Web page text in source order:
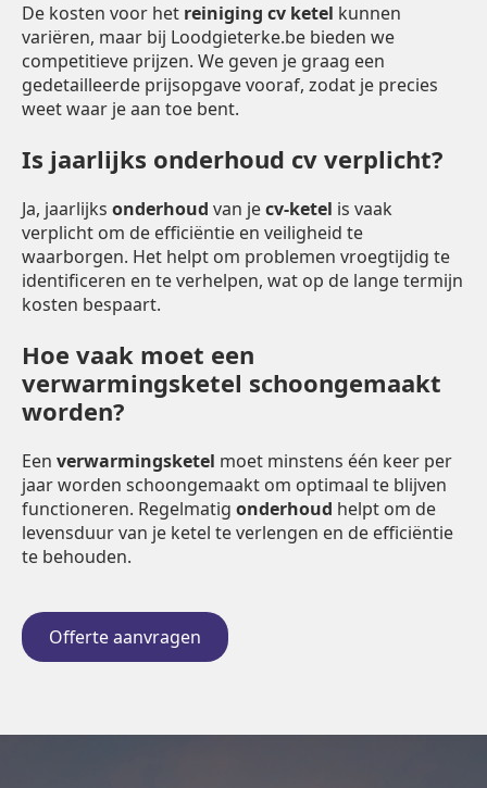
De kosten voor het reiniging cv ketel kunnen
variëren, maar bij Loodgieterke.be bieden we
competitieve prijzen. We geven je graag een
gedetailleerde prijsopgave vooraf, zodat je precies
weet waar je aan toe bent.
Is jaarlijks onderhoud cv verplicht?
Ja, jaarlijks onderhoud van jecv-ketel is vaak
verplicht om de efficiëntie en veiligheid te
waarborgen. Het helpt om problemen vroegtijdig te
identificeren en te verhelpen, wat op de lange termijn
kosten bespaart.
Hoe vaak moet een
verwarmingsketel schoongemaakt
worden?
Een verwarmingsketel moet minstens één keer per
jaar worden schoongemaakt om optimaal te blijven
functioneren. Regelmatig onderhoud helpt om de
levensduur van je ketel te verlengen en de efficiëntie
te behouden.
Offerte aanvragen